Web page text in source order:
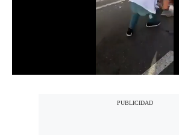
Gestión TV